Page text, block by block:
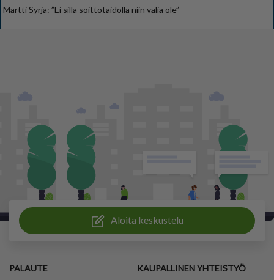
Martti Syrjä: ”Ei sillä soittotaidolla niin väliä ole”
Aloita keskustelu
PALAUTE KAUPALLINEN YHTEISTYÖ